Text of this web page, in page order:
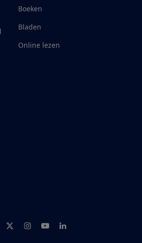
Boeken
Bladen
Online lezen
nieuws
Facebook
TwitterInstagram
YoutubeLinkedIn